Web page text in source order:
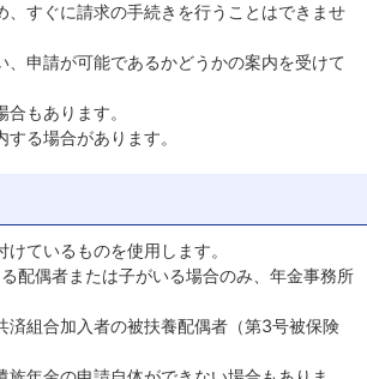
すぐに請求の手続きを行うことはできませ
申請が可能であるかどうかの案内を受けて
もあります。
る場合があります。
ているものを使用します。
配偶者または子がいる場合のみ、年金事務所
済組合加入者の被扶養配偶者（第3号被保険